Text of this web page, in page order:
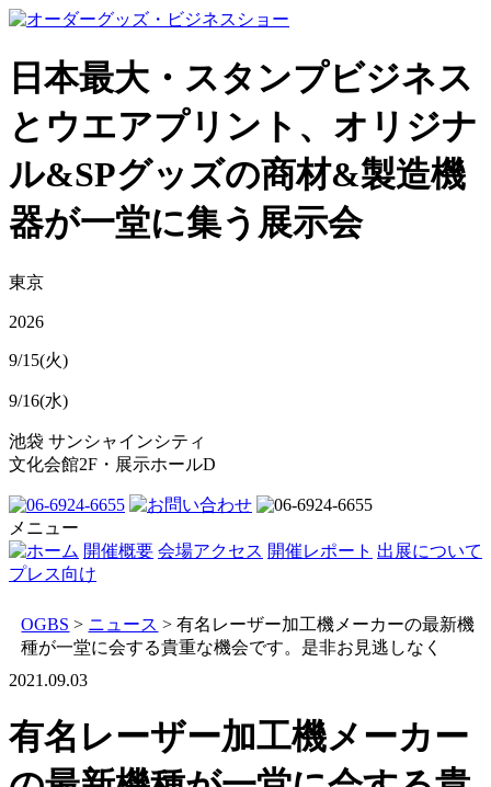
日本最大・スタンプビジネス
とウエアプリント、オリジナ
ル&SPグッズの商材&製造機
器が一堂に集う展示会
東京
2026
9/15(火)
9/16(水)
池袋 サンシャインシティ
文化会館2F・展示ホールD
メニュー
開催概要 会場アクセス 開催レポート 出展について
プレス向け
OGBS > ニュース >有名レーザー加工機メーカーの最新機
種が一堂に会する貴重な機会です。是非お見逃しなく
2021.09.03
有名レーザー加工機メーカー